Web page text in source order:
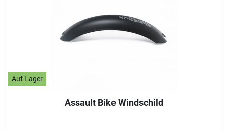
Auf Lager
Assault Bike Windschild